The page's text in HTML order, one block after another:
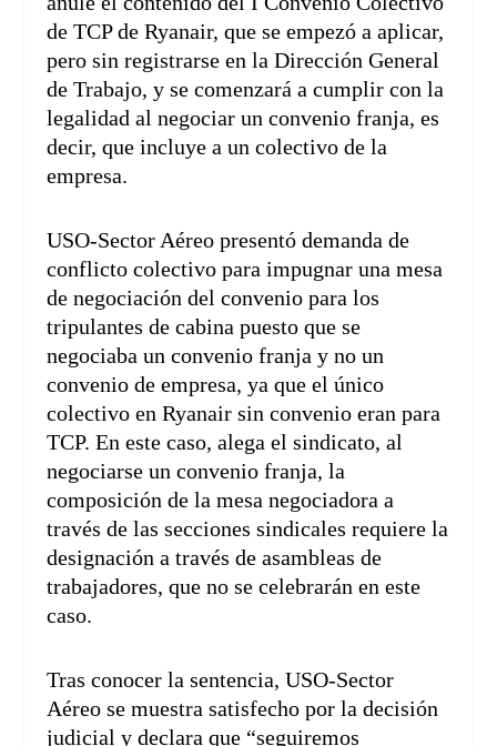
de TCP de Ryanair, que se empezó a aplicar,
pero sin registrarse en la Dirección General
de Trabajo, y se comenzará a cumplir con la
legalidad al negociar un convenio franja, es
decir, que incluye a un colectivo de la
empresa.
USO-Sector Aéreo presentó demanda de
conflicto colectivo para impugnar una mesa
de negociación del convenio para los
tripulantes de cabina puesto que se
negociaba un convenio franja y no un
convenio de empresa, ya que el único
colectivo en Ryanair sin convenio eran para
TCP. En este caso, alega el sindicato, al
negociarse un convenio franja, la
composición de la mesa negociadora a
través de las secciones sindicales requiere la
designación a través de asambleas de
trabajadores, que no se celebrarán en este
caso.
Tras conocer la sentencia, USO-Sector
Aéreo se muestra satisfecho por la decisión
judicial y declara que “seguiremos